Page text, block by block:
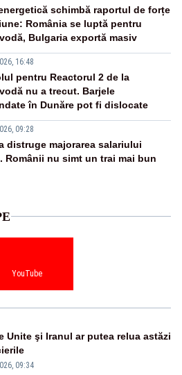
schimbă raportul de forțe
România se luptă pentru
Bulgaria exportă masiv
16:48
pentru Reactorul 2 de la
nu a trecut. Barjele
în Dunăre pot fi dislocate
09:28
distruge majorarea salariului
Românii nu simt un trai mai bun
YouTube
Unite şi Iranul ar putea relua astăzi
09:34